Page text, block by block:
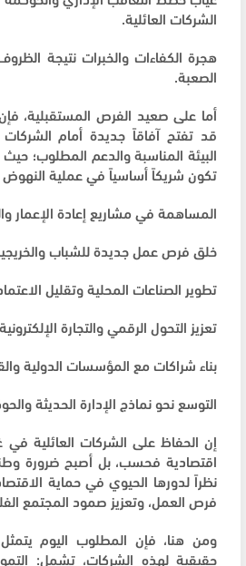
الشركات العائلية.
هجرة الكفاءات والخبرات نتيجة
الصعبة.
أما على صعيد الفرص المستقبلية،
قد تفتح آفاقاً جديدة أمام الشركات
البيئة المناسبة والدعم المطلوب؛
تكون شريكاً أساسياً في عملية
المساهمة في مشاريع إعادة الإعمار
خلق فرص عمل جديدة للشباب
تطوير الصناعات المحلية وتقليل
تعزيز التحول الرقمي والتجارة
بناء شراكات مع المؤسسات الدولية
التوسع نحو نماذج الإدارة الحديثة
إن الحفاظ على الشركات العائلية
اقتصادية فحسب، بل أصبح ضرورة
نظراً لدورها الحيوي في حماية
فرص العمل، وتعزيز صمود المجتمع
ومن هنا، فإن المطلوب اليوم
حقيقية لهذه الشركات، تشمل: